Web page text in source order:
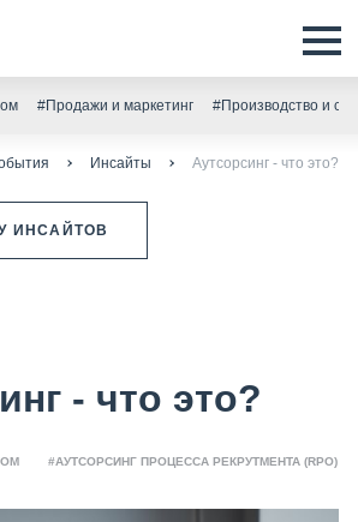
#Продажи и маркетинг #Производство и
Инсайты Аутсорсинг - что это?
ИНСАЙТОВ
- что это?
#АУТСОРСИНГ ПРОЦЕССА РЕКРУТМЕНТА (RPO)